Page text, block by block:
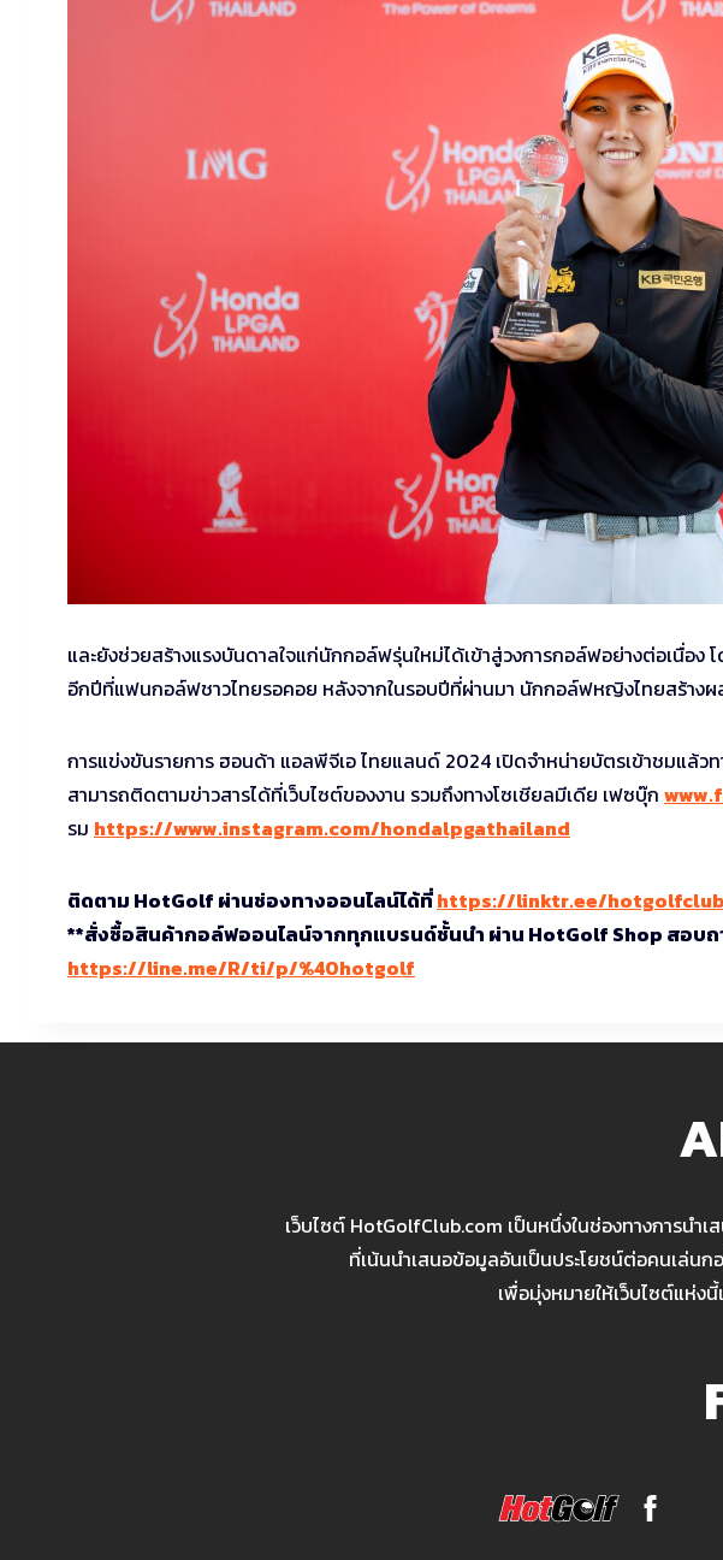
และยังช่วยสร้างแรงบันดาลใจแก่นักกอล์ฟรุ่นใหม่ได้เข้าสู่วงการกอล์ฟอย่างต่อเนื่อง
อีกปีที่แฟนกอล์ฟชาวไทยรอคอย หลังจากในรอบปีที่ผ่านมา นักกอล์ฟหญิงไทยสร้างผ
การแข่งขันรายการ ฮอนด้า แอลพีจีเอ ไทยแลนด์ 2024 เปิดจำหน่ายบัตรเข้าชมแล้ว
สามารถติดตามข่าวสารได้ที่เว็บไซต์ของงาน รวมถึงทางโซเชียลมีเดีย เฟซบุ๊ก
รม https://www.instagram.com/hondalpgathailand
ติดตาม HotGolf ผ่านช่องทางออนไลน์ได้ที่https://linktr.ee/hotgolfclub
**สั่งซื้อสินค้ากอล์ฟออนไลน์จากทุกแบรนด์ชั้นนำ ผ่าน HotGolf Shop สอบ
https://line.me/R/ti/p/%40hotgolf
เว็บไซต์ HotGolfClub.com เป็นหนึ่งในช่องทางการน
ที่เน้นนำเสนอข้อมูลอันเป็นประโยชน์ต่อคนเล่น
เพื่อมุ่งหมายให้เว็บไซต์แห่